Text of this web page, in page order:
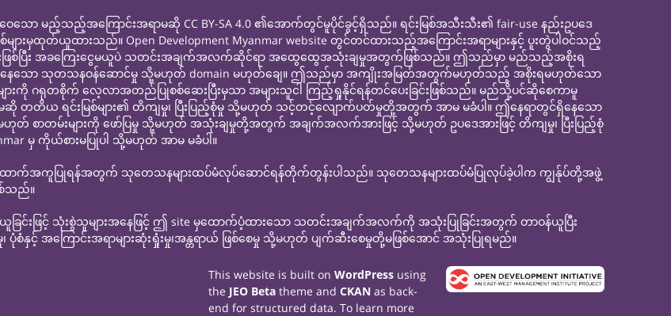
သော မည့်သည့်အကြောင်းအရာမဆို CC BY-SA 4.0 ၏အောက်တွင်မူပိုင်ခွင့်ရှိသည်။ ရင်းမြစ်အသီးသီး၏ fair-use နည်းဥပဒေ
ြစ်များမှထုတ်ယူထားသည်။ Open Development Myanmar website တွင်တင်ထားသည့်အကြောင်းအရာများနှင့် ပူးတွဲပါဝင်သည့်
ျားဖြစ်ပြီး အခကြေးငွေမယူပဲ သတင်းအချက်အလက်ဆိုင်ရာ အထွေထွေအသုံးချမှုအတွက်ဖြစ်သည်။ ဤသည်မှာ မည်သည့်အစိုးရ
ာင်နေသော သုတသနဝန်ဆောင်မှု သို့မဟုတ် domain မဟုတ်ချေ။ ဤသည်မှာ အကျိုးအမြတ်အတွက်မဟုတ်သည့် အစိုးရမဟုတ်သော
ဂရုတစိုက် လေ့လာအတည်ပြုစစ်ဆေးပြီးမှသာ အများသူငါ ကြည့်ရှုနိုင်ရန်တင်ပေးခြင်းဖြစ်သည်။ မည်သို့ပင်ဆိုစေကာမူ
မဆို တတိယ ရင်းမြစ်များ၏ တိကျမှု၊ ပြီးပြည့်စုံမှု သို့မဟုတ် သင့်တင့်လျောက်ပတ်မှုတို့အတွက် အာမ မခံပါ။ ဤနေရာတွင်ရှိနေသော
တ် စာတမ်းများကို ဖော်ပြမှု သို့မဟုတ် အသုံးချမှုတို့အတွက် အချက်အလက်အားဖြင့် သို့မဟုတ် ဥပဒေအားဖြင့် တိကျမှု၊ ပြီးပြည့်စုံ
မှ ကိုယ်စားမပြုပါ သို့မဟုတ် အာမ မခံပါ။
ောက်အကူပြုရန်အတွက် သုတေသနများထပ်မံလုပ်ဆောင်ရန်တိုက်တွန်းပါသည်။ သုတေသနများထပ်မံပြုလုပ်ခဲ့ပါက ကျွန်ုပ်တို့အဖွဲ့
သည်။
ယူခြင်းဖြင့် သုံးစွဲသူများအနေဖြင့် ဤ site မှထောက်ပံ့ထားသော သတင်းအချက်အလက်ကို အသုံးပြုခြင်းအတွက် တာဝန်ယူပြီး
စံနှင့် အကြောင်းအရာများဆုံးရှုံးမှု၊အန္တရာယ် ဖြစ်စေမှု သို့မဟုတ် ပျက်ဆီးစေမှုတို့မဖြစ်အောင် အသုံးပြုရမည်။
This website is built on WordPressusing
the JEO Betatheme and CKANas back-
end for structured data. To learn more